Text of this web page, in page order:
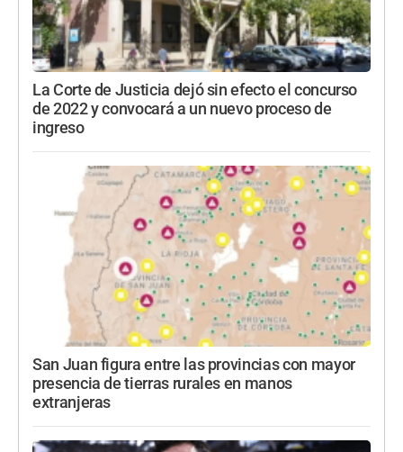
La Corte de Justicia dejó sin efecto el concurso
de 2022 y convocará a un nuevo proceso de
ingreso
San Juan figura entre las provincias con mayor
presencia de tierras rurales en manos
extranjeras